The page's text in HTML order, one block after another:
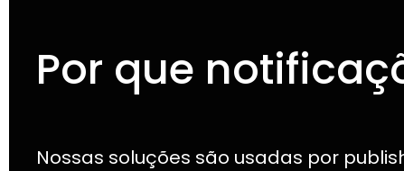
Por que
Nossas soluções são usadas por